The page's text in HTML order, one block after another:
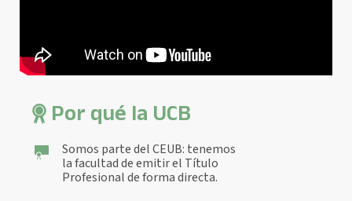
Por qué la UCB
Somos parte del CEUB: tenemos
la facultad de emitir el Título
Profesional de forma directa.